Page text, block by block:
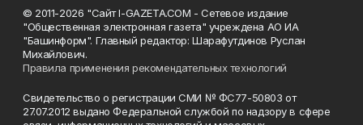
© 2011-2026 "Сайт I-GAZETA.COM - Сетевое издание
"Общественная электронная газета" учреждена АО ИА
"Башинформ". Главный редактор: Шарафутдинов Руслан
Михайлович.
Правила применения рекомендательных технологий
Свидетельство о регистрации СМИ № ФС77-50803 от
27.07.2012 выдано Федеральной службой по надзору в сфере